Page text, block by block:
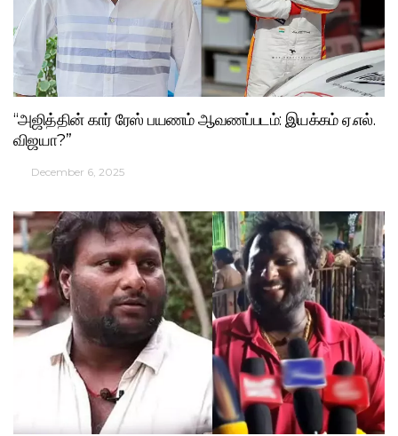
“அஜித்தின் கார் ரேஸ் பயணம் ஆவணப்படம்: இயக்கம் ஏ.எல்.
விஜயா?”
December 6, 2025